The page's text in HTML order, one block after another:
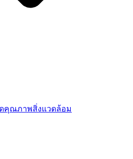
คุณภาพสิ่งแวดล้อม